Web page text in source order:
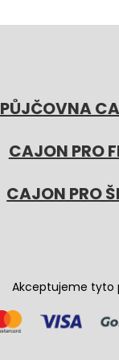
PŮJČOVNA
CAJON PRO
CAJON PRO
Akceptujeme tyto